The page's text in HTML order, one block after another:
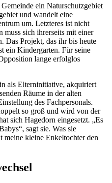
ein Naturschutzgebiet
und wandelt eine
um. Letzteres ist nicht
muss sich ihrerseits mit einer
Das Projekt, das ihr bis heute
ein Kindergarten. Für seine
lange erfolglos
als Elterninitiative, akquiriert
Räume in der alten
des Fachpersonals.
so groß und wird von der
sich Hagedorn eingesetzt. „Es
sagt sie. Was sie
meine kleine Enkeltochter den